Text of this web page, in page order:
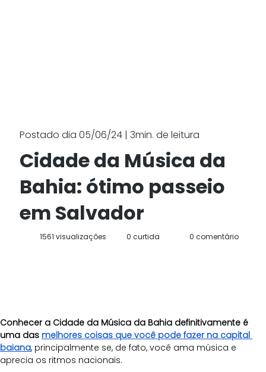
Postado dia 05/06/24 | 3min. de leitura
Cidade da Música da
Bahia: ótimo passeio
em Salvador
0 comentário
0 curtida
1561 visualizações
Conhecer a Cidade da Música da Bahia definitivamente é
uma das melhores coisas que você pode fazer na capital
baiana, principalmente se, de fato, você ama música e
aprecia os ritmos nacionais.